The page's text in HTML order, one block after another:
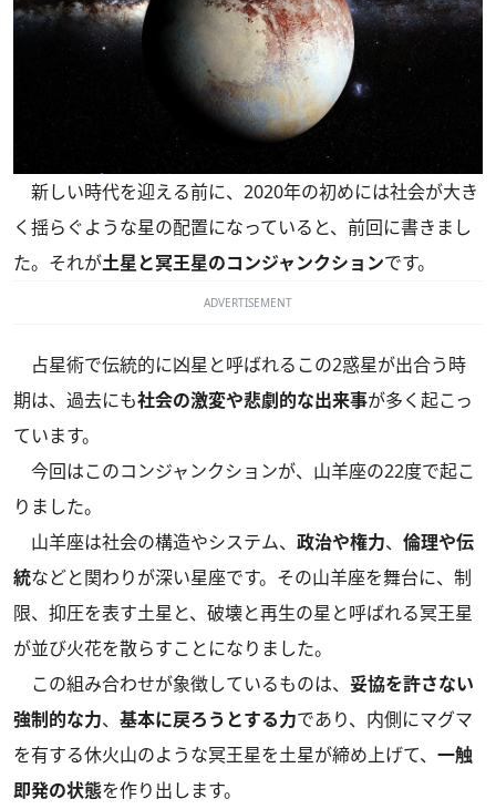
新しい時代を迎える前に、2020年の初めには社会が大き
く揺らぐような星の配置になっていると、 前回に書きまし
た。それが土星と冥王星のコンジャンクションです。
ADVERTISEMENT
占星術で伝統的に凶星と呼ばれるこの2惑星が出合う時
期は、過去にも社会の激変や悲劇的な出来事が多く起こっ
ています。
今回はこのコンジャンクションが、山羊座の22度で起こ
りました。
山羊座は社会の構造やシステム、 政治や権力、 倫理や伝
統などと関わりが深い星座です。その山羊座を舞台に、制
限、抑圧を表す土星と、破壊と再生の星と呼ばれる冥王星
が並び火花を散らすことになりました。
この組み合わせが象徴しているものは、 妥協を許さない
強制的な力、 基本に戻ろうとする力であり、内側にマグマ
を有する休火山のような冥王星を土星が締め上げて、 一触
即発の状態を作り出します。